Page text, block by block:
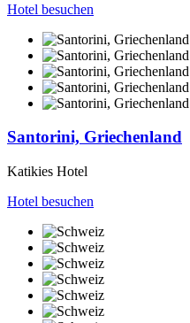
Hotel besuchen
Santorini, Griechenland
Katikies Hotel
Hotel besuchen